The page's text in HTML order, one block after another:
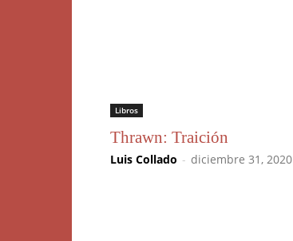
Libros
Thrawn: Traición
Luis Collado - diciembre 31, 2020